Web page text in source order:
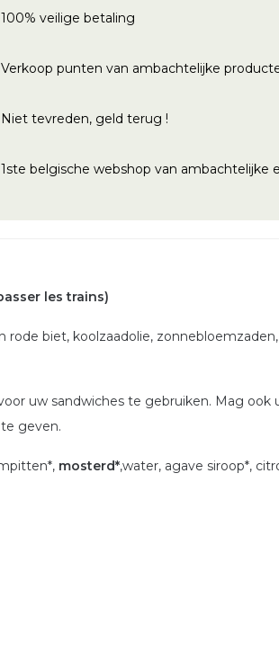
100% veilige betaling
Verkoop punten van ambachtelijke
Niet tevreden, geld terug !
1ste belgische webshop van ambachtelijke
les trains)
rode biet, koolzaadolie,
uw sandwiches te gebruiken. Mag ook
geven.
mosterd*,water, agave siroop*,